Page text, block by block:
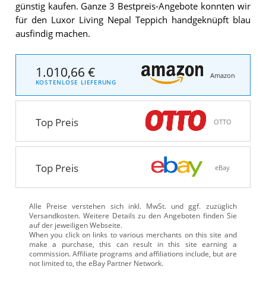
günstig kaufen. Ganze 3 Bestpreis-Angebote konnten wir
für den Luxor Living Nepal Teppich handgeknüpft blau
ausfindig machen.
1.010,66 €
KOSTENLOSE LIEFERUNG
Amazon
Top Preis OTTO
Top Preis eBay
Alle Preise verstehen sich inkl. MwSt. und ggf. zuzüglich
Versandkosten. Weitere Details zu den Angeboten finden Sie
auf der jeweiligen Webseite.